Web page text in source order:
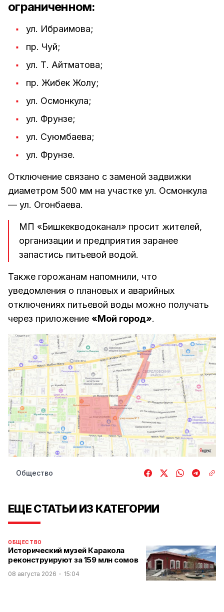
ограниченном:
ул. Ибраимова;
пр. Чуй;
ул. Т. Айтматова;
пр. Жибек Жолу;
ул. Осмонкула;
ул. Фрунзе;
ул. Суюмбаева;
ул. Фрунзе.
Отключение связано с заменой задвижки
диаметром 500 мм на участке ул. Осмонкула
— ул. Огонбаева.
МП «Бишкекводоканал» просит жителей,
организации и предприятия заранее
запастись питьевой водой.
Также горожанам напомнили, что
уведомления о плановых и аварийных
отключениях питьевой воды можно получать
через приложение «Мой город».
Общество
ЕЩЕ СТАТЬИ ИЗ КАТЕГОРИИ
ОБЩЕСТВО
Исторический музей Каракола
реконструируют за 159 млн сомов
08 августа 2026 15:04